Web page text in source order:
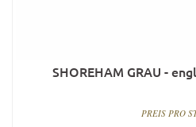
SHOREHAM GRAU -
PREIS PRO